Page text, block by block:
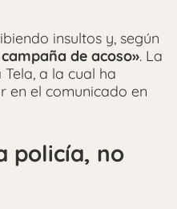
insultos y, según
de acoso». La
a la cual ha
en el comunicado en
policía, no